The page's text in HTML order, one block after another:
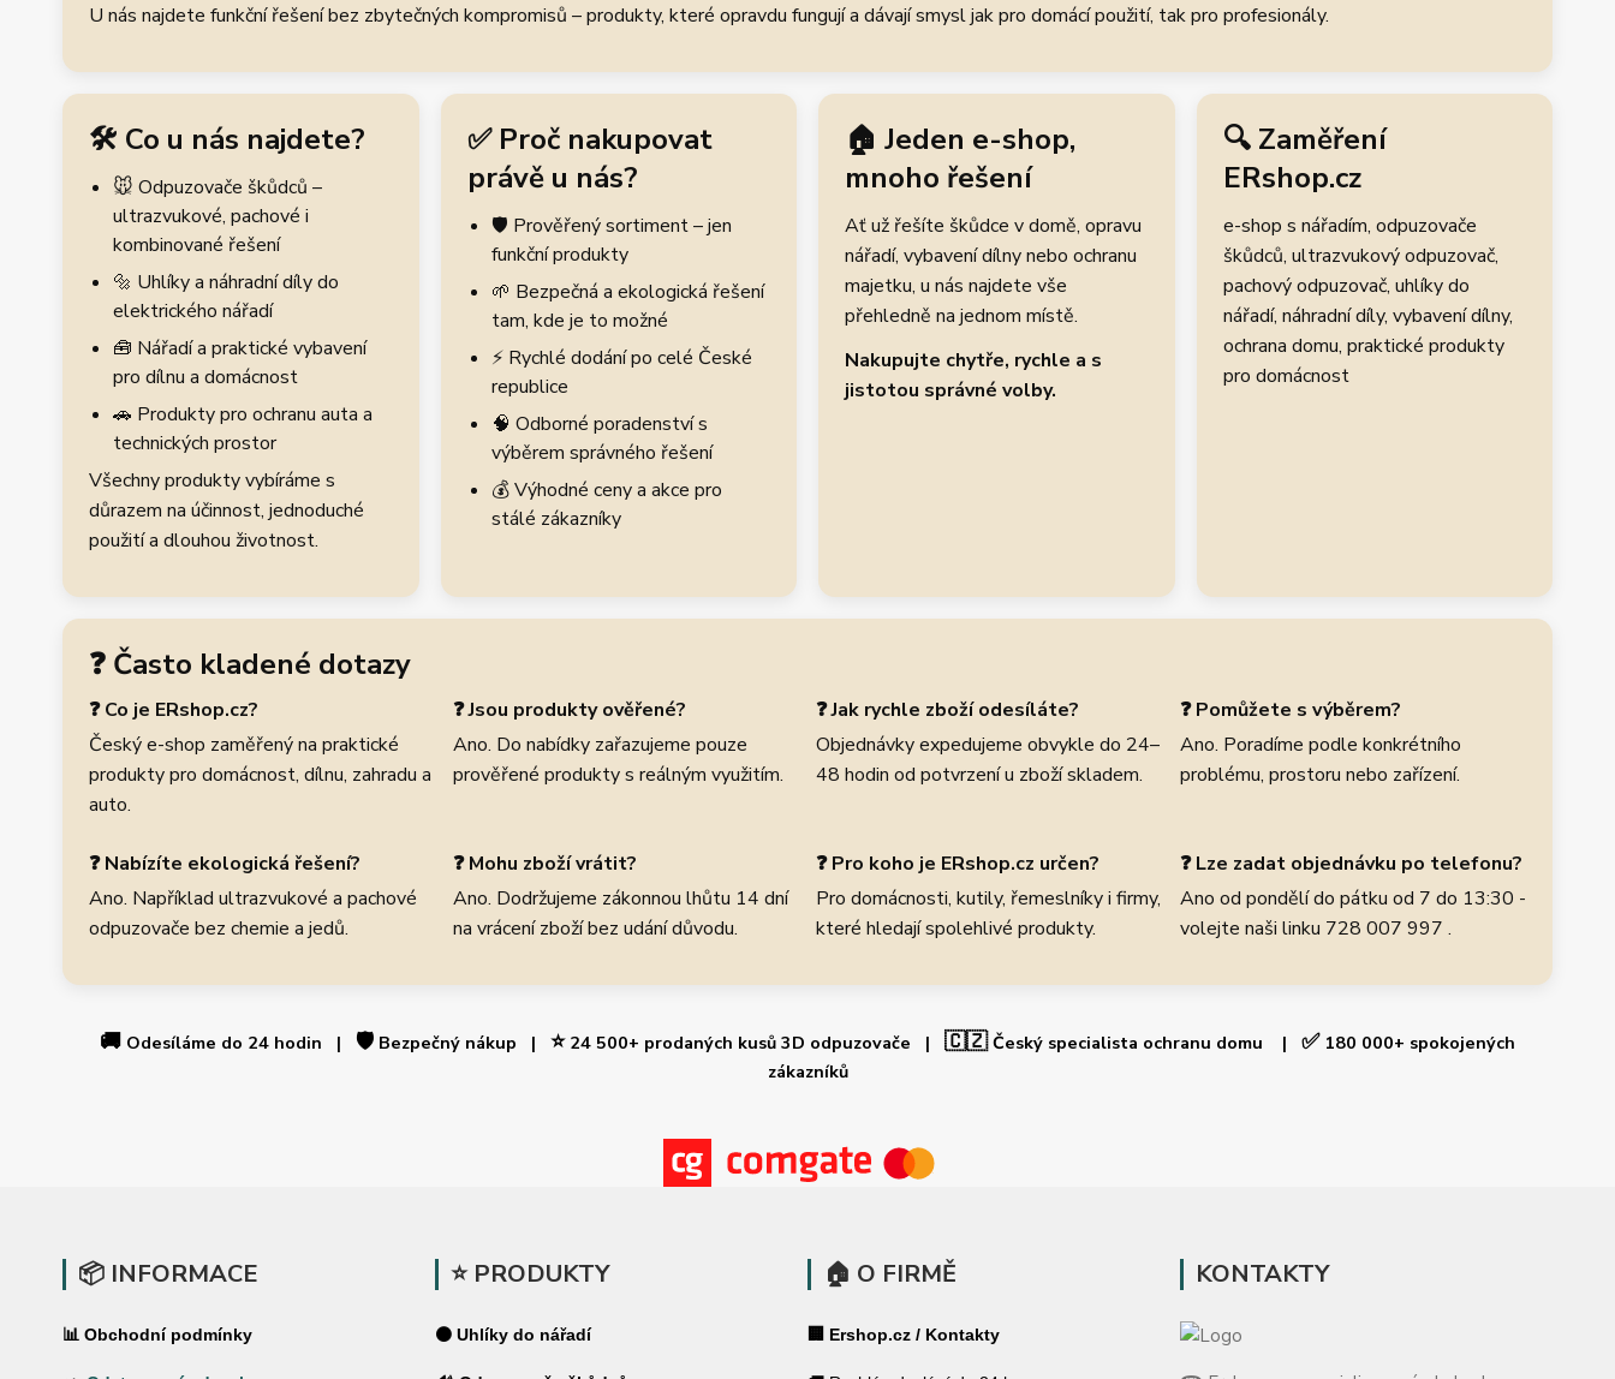
U nás najdete funkční řešení bez zbytečných kompromisů – produkty, které opravdu fungují a dávají smysl jak pro domácí použití, tak pro profesionály.
🛠️ Co u nás najdete?
🐭 Odpuzovače škůdců –
ultrazvukové, pachové i
kombinované řešení
🔩 Uhlíky a náhradní díly do
elektrického nářadí
🧰 Nářadí a praktické vybavení
pro dílnu a domácnost
🚗 Produkty pro ochranu auta a
technických prostor
Všechny produkty vybíráme s
důrazem na účinnost, jednoduché
použití a dlouhou životnost.
✅ Proč nakupovat
právě u nás?
🛡️ Prověřený sortiment – jen
funkční produkty
🌱 Bezpečná a ekologická řešení
tam, kde je to možné
⚡ Rychlé dodání po celé České
republice
🧠 Odborné poradenství s
výběrem správného řešení
💰 Výhodné ceny a akce pro
stálé zákazníky
🏠 Jeden e-shop,
mnoho řešení
Ať už řešíte škůdce v domě, opravu
nářadí, vybavení dílny nebo ochranu
majetku, u nás najdete vše
přehledně na jednom místě.
Nakupujte chytře, rychle a s
jistotou správné volby.
🔍 Zaměření
ERshop.cz
e-shop s nářadím, odpuzovače
škůdců, ultrazvukový odpuzovač,
pachový odpuzovač, uhlíky do
nářadí, náhradní díly, vybavení dílny,
ochrana domu, praktické produkty
pro domácnost
❓ Často kladené dotazy
❓ Co je ERshop.cz?
Český e-shop zaměřený na praktické
produkty pro domácnost, dílnu, zahradu a
auto.
❓ Jsou produkty ověřené?
Ano. Do nabídky zařazujeme pouze
prověřené produkty s reálným využitím.
❓ Jak rychle zboží odesíláte?
Objednávky expedujeme obvykle do 24–
48 hodin od potvrzení u zboží skladem.
❓ Pomůžete s výběrem?
Ano. Poradíme podle konkrétního
problému, prostoru nebo zařízení.
❓ Nabízíte ekologická řešení?
Ano. Například ultrazvukové a pachové
odpuzovače bez chemie a jedů.
❓ Mohu zboží vrátit?
Ano. Dodržujeme zákonnou lhůtu 14 dní
na vrácení zboží bez udání důvodu.
❓ Pro koho je ERshop.cz určen?
Pro domácnosti, kutily, řemeslníky i firmy,
které hledají spolehlivé produkty.
❓ Lze zadat objednávku po telefonu?
Ano od pondělí do pátku od 7 do 13:30 -
volejte naši linku 728 007 997 .
🚚 Odesíláme do 24 hodin | 🛡️ Bezpečný nákup | ⭐24 500+ prodaných kusů 3D odpuzovače | 🇨🇿Český specialista ochranu domu | ✅180 000+ spokojených
zákazníků
📦 INFORMACE
📊 Obchodní podmínky
⭐ PRODUKTY
⚫ Uhlíky do nářadí
🏠 O FIRMĚ
🏢 Ershop.cz / Kontakty
KONTAKTY